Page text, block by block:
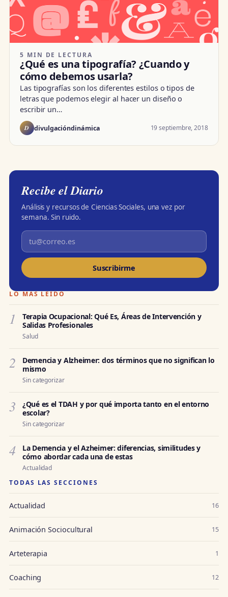
5 MIN DE LECTURA
¿Qué es una tipografía? ¿Cuando y
cómo debemos usarla?
Las tipografías son los diferentes estilos o tipos de
letras que podemos elegir al hacer un diseño o
escribir un…
D divulgacióndinámica 19 septiembre, 2018
Recibe el Diario
Análisis y recursos de Ciencias Sociales, una vez por
semana. Sin ruido.
Suscribirme
LO MÁS LEÍDO
1
Terapia Ocupacional: Qué Es, Áreas de Intervención y
Salidas Profesionales
Salud
2
Demencia y Alzheimer: dos términos que no significan lo
mismo
Sin categorizar
3
¿Qué es el TDAH y por qué importa tanto en el entorno
escolar?
Sin categorizar
4
La Demencia y el Azheimer: diferencias, similitudes y
cómo abordar cada una de estas
Actualidad
TODAS LAS SECCIONES
Actualidad 16
Animación Sociocultural 15
Arteterapia 1
Coaching 12